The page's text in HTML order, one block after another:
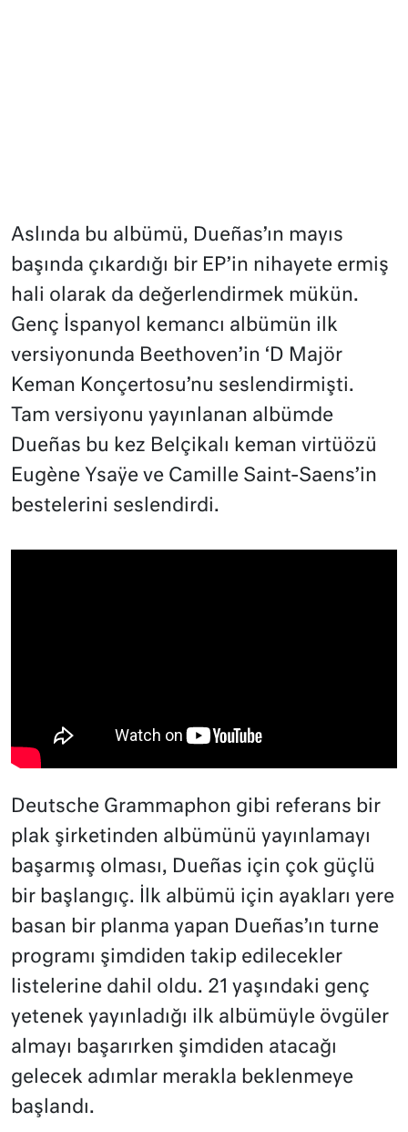
Aslında bu albümü, Dueñas’ın mayıs
başında çıkardığı bir EP’in nihayete ermiş
hali olarak da değerlendirmek mükün.
Genç İspanyol kemancı albümün ilk
versiyonunda Beethoven’in ‘D Majör
Keman Konçertosu’nu seslendirmişti.
Tam versiyonu yayınlanan albümde
Dueñas bu kez Belçikalı keman virtüözü
Eugène Ysaÿe ve Camille Saint-Saens’in
bestelerini seslendirdi.
Deutsche Grammaphon gibi referans bir
plak şirketinden albümünü yayınlamayı
başarmış olması, Dueñas için çok güçlü
bir başlangıç. İlk albümü için ayakları yere
basan bir planma yapan Dueñas’ın turne
programı şimdiden takip edilecekler
listelerine dahil oldu. 21 yaşındaki genç
yetenek yayınladığı ilk albümüyle övgüler
almayı başarırken şimdiden atacağı
gelecek adımlar merakla beklenmeye
başlandı.